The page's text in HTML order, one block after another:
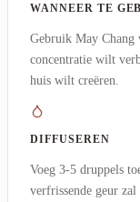
WANNEER TE
Gebruik May Chang
concentratie wilt
huis wilt creëren.
DIFFUSEREN
Voeg 3-5 druppels
verfrissende geur